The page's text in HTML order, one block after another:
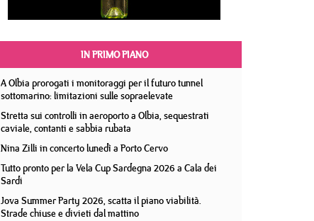
IN PRIMO PIANO
A Olbia prorogati i monitoraggi per il futuro tunnel
sottomarino: limitazioni sulle sopraelevate
Stretta sui controlli in aeroporto a Olbia, sequestrati
caviale, contanti e sabbia rubata
Nina Zilli in concerto lunedì a Porto Cervo
Tutto pronto per la Vela Cup Sardegna 2026 a Cala dei
Sardi
Jova Summer Party 2026, scatta il piano viabilità.
Strade chiuse e divieti dal mattino